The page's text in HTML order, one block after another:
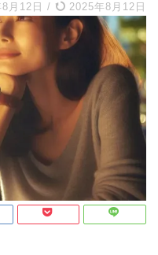
月12日 / 2025年8月12日